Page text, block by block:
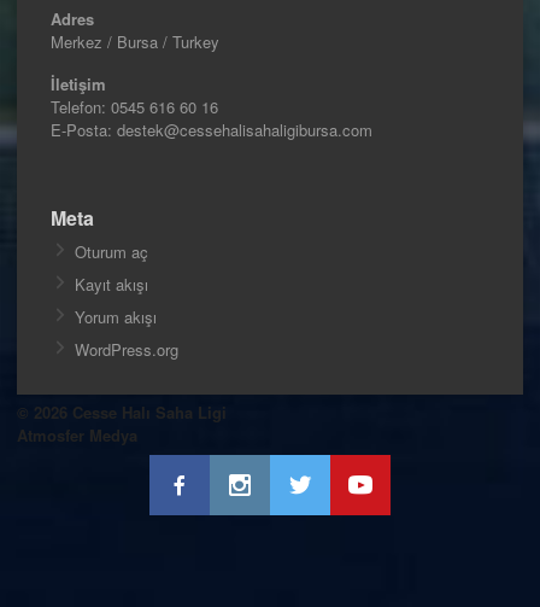
Adres
Merkez / Bursa / Turkey
İletişim
Telefon: 0545 616 60 16
E-Posta: destek@cessehalisahaligibursa.com
Meta
Oturum aç
Kayıt akışı
Yorum akışı
WordPress.org
© 2026 Cesse Halı Saha Ligi
Atmosfer Medya